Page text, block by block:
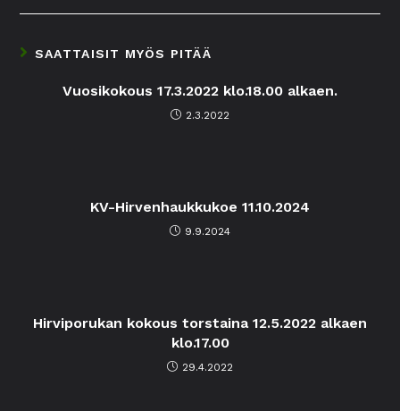
SAATTAISIT MYÖS PITÄÄ
Vuosikokous 17.3.2022 klo.18.00 alkaen.
2.3.2022
KV-Hirvenhaukkukoe 11.10.2024
9.9.2024
Hirviporukan kokous torstaina 12.5.2022 alkaen
klo.17.00
29.4.2022